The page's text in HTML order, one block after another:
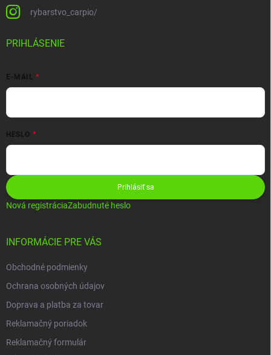
rybarstvo_carpio/
PRIHLÁSENIE
E-MAIL
HESLO
Prihlásiť sa
Nová registráciaZabudnuté heslo
INFORMÁCIE PRE VÁS
Obchodné podmienky
Ochrana osobných údajov
Doprava a platba za tovar
Reklamačný poriadok
Reklamačný formulár